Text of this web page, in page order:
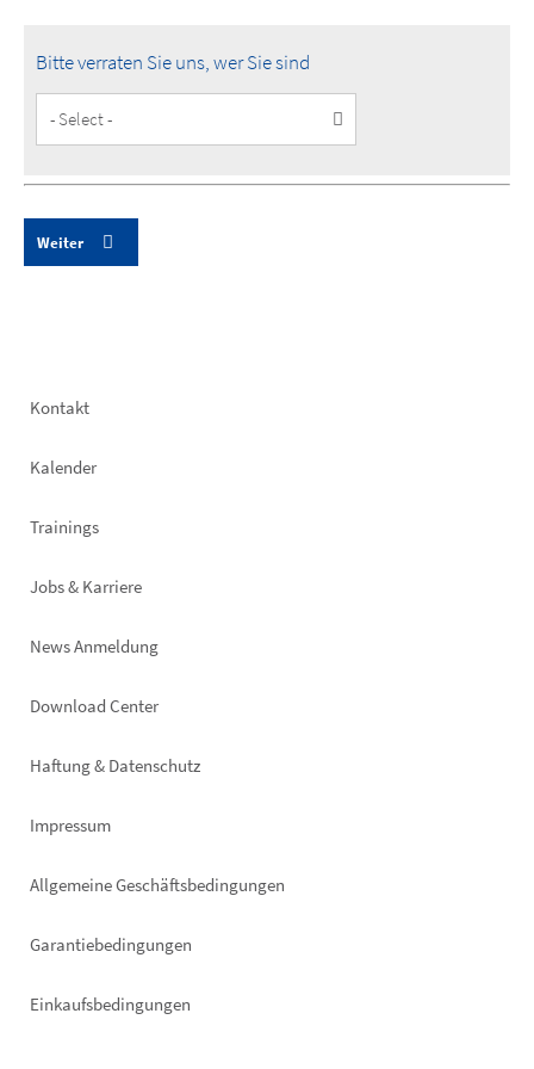
Bitte verraten Sie uns, wer Sie sind
Type
Footer
Kontakt
Kalender
Trainings
Jobs & Karriere
News Anmeldung
Footer
Download Center
Haftung & Datenschutz
Impressum
Allgemeine Geschäftsbedingungen
Garantiebedingungen
Einkaufsbedingungen